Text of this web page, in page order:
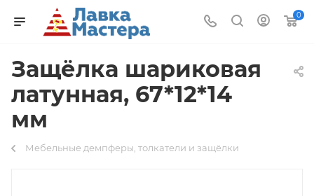
0
Защёлка шариковая
латунная, 67*12*14
мм
Мебельные демпферы, толкатели и защёлки